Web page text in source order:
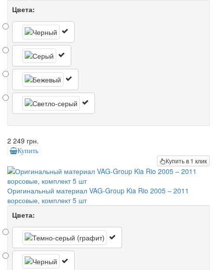
Цвета:
2 249 грн.
Купить
Купить в 1 клик
Оригинальный материал VAG-Group Kia Rio 2005 – 2011
ворсовые, комплект 5 шт
Цвета: